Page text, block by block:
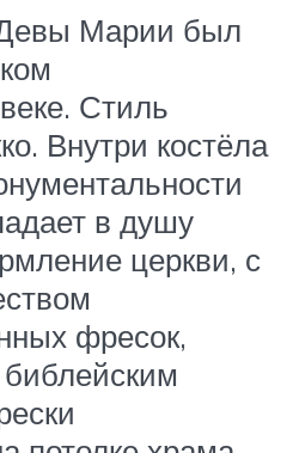
Марии был
Стиль
Внутри костёла
в душу
церкви, с
фресок,